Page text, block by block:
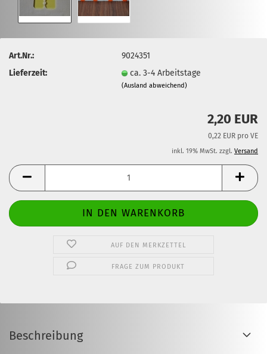
Art.Nr.:
9024351
Lieferzeit:
ca. 3-4 Arbeitstage
(Ausland abweichend)
2,20 EUR
0,22 EUR pro VE
inkl. 19% MwSt. zzgl. Versand
AUF DEN MERKZETTEL
FRAGE ZUM PRODUKT
Beschreibung